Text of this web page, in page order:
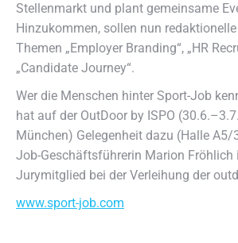
Stellenmarkt und plant gemeinsame
Hinzukommen, sollen nun
Themen „Employer Branding“, „HR
„Candidate Journey“.
Wer die Menschen hinter Sport-Job
hat auf der OutDoor by ISPO
München) Gelegenheit dazu (Halle A5/
Job-Geschäftsführerin Marion Fröhlich
Jurymitglied bei der Verleihung der
www.sport-job.com